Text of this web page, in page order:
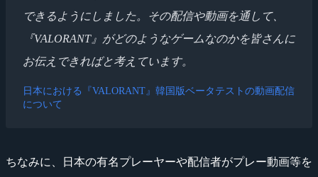
できるようにしました。その配信や動画を通して、
『VALORANT』がどのようなゲームなのかを皆さんに
お伝えできればと考えています。
日本における『VALORANT』韓国版ベータテストの動画配信
について
ちなみに、日本の有名プレーヤーや配信者がプレー動画等を